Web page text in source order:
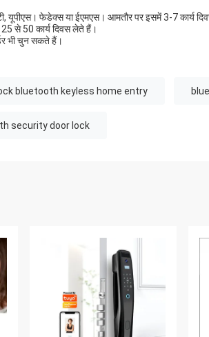
यूपीएस। फेडेक्स या ईएमएस। आमतौर पर इसमें 3-7 कार्य
25 से 50 कार्य दिवस लेते हैं।
भी चुन सकते हैं।
bluetooth keyless home entry
security door lock